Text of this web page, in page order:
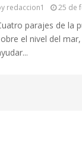
redaccion1 25 de
parajes de la
el nivel del